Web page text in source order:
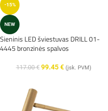
-15%
NEW
Sieninis LED šviestuvas DRILL 01-
4445 bronzinės spalvos
117.00€ 99.45€ (įsk. PVM)